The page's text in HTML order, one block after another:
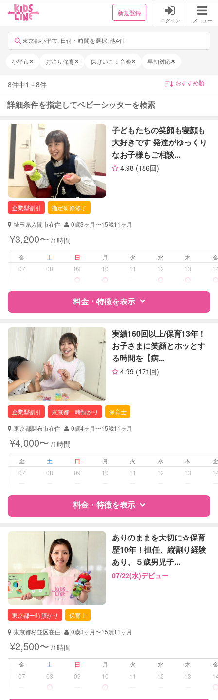
新規登録
ログイン メニュー
東京都小平市, 日付・時間を選択, 他4件
小平市 お泊り保育 保けいこ：音楽 早朝対応
8件中1 ～8件
詳細条件を指定してベビーシッターを検索
子どもたちの笑顔も寝顔も
大好きです 発達がゆっくり
なお子様もご相談...
4.98 (186回)
企業型割引
指定研修修了
埼玉県入間市在住
0歳3ヶ月〜15歳11ヶ月
¥3,200〜 /1時間
金 土 日 月 火 水 木
07
08 09 10 11 12 13
料金・特徴を表示
特徴 料金 レビュー
サポートの特徴
資格
企業型割引対象(旧内閣府補助対象)
自治体届出済ベビーシッター
対応可能/特徴
送迎サポート
早朝対応
子育て経験
対応可否は個別に相談
定期予約
お子様の撮影
（定期特典）
対応可能
実績160回以上/保育13年！
お子さまに笑顔とホッとす
る時間を【病...
4.99 (171回)
企業型割引 東京都一時預かり
保育士
東京都調布市在住
0歳4ヶ月〜15歳11ヶ月
¥4,000〜 /1時間
金 土 日 月 火 水 木
07
08 09 10 11 12 13
料金・特徴を表示
特徴 料金 レビュー
サポートの特徴
資格
企業型割引対象(旧内閣府補助対象)
保育士
幼稚園教諭
夜間対応
お泊まり保育
ありのままを大切に☆保育
歴10年！担任、縦割り経験
あり、５歳男児子...
07/22(水)デビュー
東京都一時預かり
保育士
東京都杉並区在住
0歳3ヶ月〜15歳11ヶ月
¥2,500〜 /1時間
金 土 日 月 火 水 木
07
08 09 10 11 12 13